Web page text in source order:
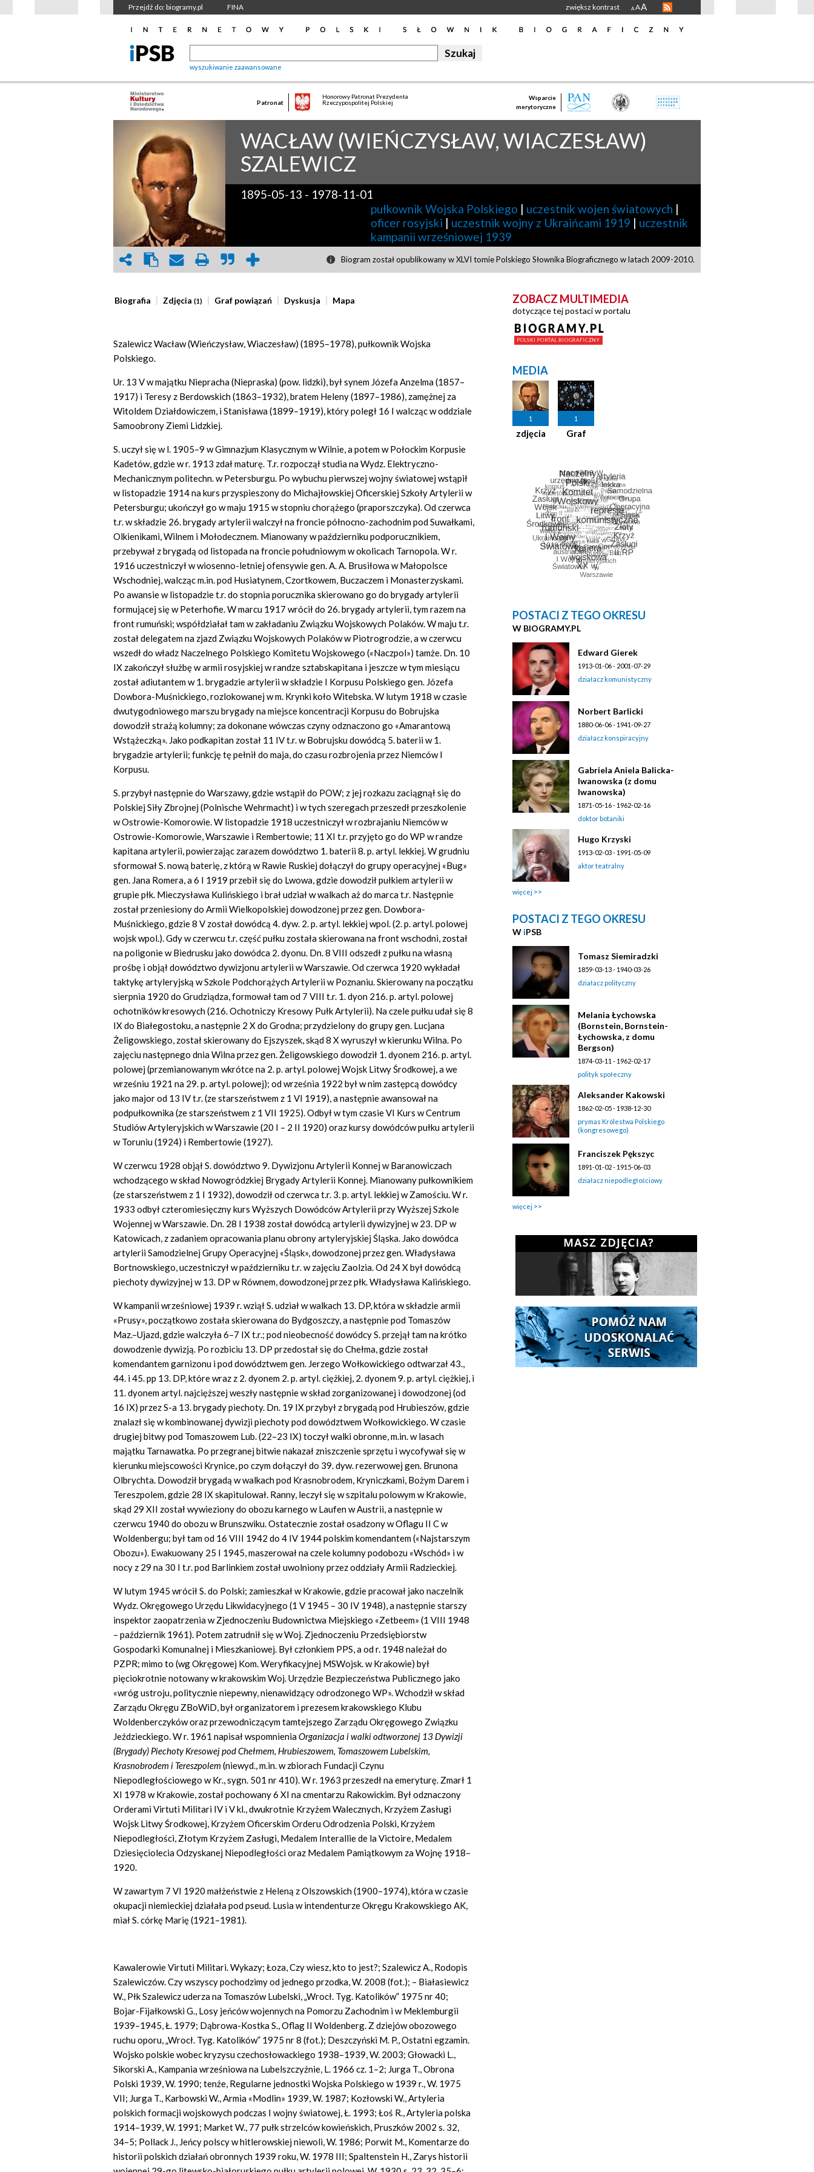
Przejdź do: biogramy.pl FINA zwiększ kontrast A AA
wyszukiwanie zaawansowane
Patronat
Honorowy Patronat Prezydenta
Rzeczypospolitej Polskiej
Wsparcie
merytoryczne
WACŁAW (WIEŃCZYSŁAW, WIACZESŁAW)
SZALEWICZ
1895-05-13 - 1978-11-01
pułkownik Wojska Polskiego | uczestnik wojen światowych |
oficer rosyjski | uczestnik wojny z Ukraińcami 1919 | uczestnik
kampanii wrześniowej 1939
Biogram został opublikowany w XLVI tomie Polskiego Słownika Biograficznego w latach 2009-2010.
Biografia Zdjęcia(1) Graf powiązań Dyskusja Mapa
Szalewicz Wacław (Wieńczysław, Wiaczesław) (1895–1978), pułkownik Wojska
Polskiego.
Ur. 13 V w majątku Niepracha (Niepraska) (pow. lidzki), był synem Józefa Anzelma (1857–
1917) i Teresy z Berdowskich (1863–1932), bratem Heleny (1897–1986), zamężnej za
Witoldem Działdowiczem, i Stanisława (1899–1919), który poległ 16 I walcząc w oddziale
Samoobrony Ziemi Lidzkiej.
S. uczył się w l. 1905–9 w Gimnazjum Klasycznym w Wilnie, a potem w Połockim Korpusie
Kadetów, gdzie w r. 1913 zdał maturę. T.r. rozpoczął studia na Wydz. Elektryczno-
Mechanicznym politechn. w Petersburgu. Po wybuchu pierwszej wojny światowej wstąpił
w listopadzie 1914 na kurs przyspieszony do Michajłowskiej Oficerskiej Szkoły Artylerii w
Petersburgu; ukończył go w maju 1915 w stopniu chorążego (praporszczyka). Od czerwca
t.r. w składzie 26. brygady artylerii walczył na froncie północno-zachodnim pod Suwałkami,
Olkienikami, Wilnem i Mołodecznem. Mianowany w październiku podporucznikiem,
przebywał z brygadą od listopada na froncie południowym w okolicach Tarnopola. W r.
1916 uczestniczył w wiosenno-letniej ofensywie gen. A. A. Brusiłowa w Małopolsce
Wschodniej, walcząc m.in. pod Husiatynem, Czortkowem, Buczaczem i Monasterzyskami.
Po awansie w listopadzie t.r. do stopnia porucznika skierowano go do brygady artylerii
formującej się w Peterhofie. W marcu 1917 wrócił do 26. brygady artylerii, tym razem na
front rumuński; współdziałał tam w zakładaniu Związku Wojskowych Polaków. W maju t.r.
został delegatem na zjazd Związku Wojskowych Polaków w Piotrogrodzie, a w czerwcu
wszedł do władz Naczelnego Polskiego Komitetu Wojskowego («Naczpol») tamże. Dn. 10
IX zakończył służbę w armii rosyjskiej w randze sztabskapitana i jeszcze w tym miesiącu
został adiutantem w 1. brygadzie artylerii w składzie I Korpusu Polskiego gen. Józefa
Dowbora-Muśnickiego, rozlokowanej w m. Krynki koło Witebska. W lutym 1918 w czasie
dwutygodniowego marszu brygady na miejsce koncentracji Korpusu do Bobrujska
dowodził strażą kolumny; za dokonane wówczas czyny odznaczono go «Amarantową
Wstążeczką». Jako podkapitan został 11 IV t.r. w Bobrujsku dowódcą 5. baterii w 1.
brygadzie artylerii; funkcję tę pełnił do maja, do czasu rozbrojenia przez Niemców I
Korpusu.
S. przybył następnie do Warszawy, gdzie wstąpił do POW; z jej rozkazu zaciągnął się do
Polskiej Siły Zbrojnej (Polnische Wehrmacht) i w tych szeregach przeszedł przeszkolenie
w Ostrowie-Komorowie. W listopadzie 1918 uczestniczył w rozbrajaniu Niemców w
Ostrowie-Komorowie, Warszawie i Rembertowie; 11 XI t.r. przyjęto go do WP w randze
kapitana artylerii, powierzając zarazem dowództwo 1. baterii 8. p. artyl. lekkiej. W grudniu
sformował S. nową baterię, z którą w Rawie Ruskiej dołączył do grupy operacyjnej «Bug»
gen. Jana Romera, a 6 I 1919 przebił się do Lwowa, gdzie dowodził pułkiem artylerii w
grupie płk. Mieczysława Kulińskiego i brał udział w walkach aż do marca t.r. Następnie
został przeniesiony do Armii Wielkopolskiej dowodzonej przez gen. Dowbora-
Muśnickiego, gdzie 8 V został dowódcą 4. dyw. 2. p. artyl. lekkiej wpol. (2. p. artyl. polowej
wojsk wpol.). Gdy w czerwcu t.r. część pułku została skierowana na front wschodni, został
na poligonie w Biedrusku jako dowódca 2. dyonu. Dn. 8 VIII odszedł z pułku na własną
prośbę i objął dowództwo dywizjonu artylerii w Warszawie. Od czerwca 1920 wykładał
taktykę artyleryjską w Szkole Podchorążych Artylerii w Poznaniu. Skierowany na początku
sierpnia 1920 do Grudziądza, formował tam od 7 VIII t.r. 1. dyon 216. p. artyl. polowej
ochotników kresowych (216. Ochotniczy Kresowy Pułk Artylerii). Na czele pułku udał się 8
IX do Białegostoku, a następnie 2 X do Grodna; przydzielony do grupy gen. Lucjana
Żeligowskiego, został skierowany do Ejszyszek, skąd 8 X wyruszył w kierunku Wilna. Po
zajęciu następnego dnia Wilna przez gen. Żeligowskiego dowodził 1. dyonem 216. p. artyl.
polowej (przemianowanym wkrótce na 2. p. artyl. polowej Wojsk Litwy Środkowej, a we
wrześniu 1921 na 29. p. artyl. polowej); od września 1922 był w nim zastępcą dowódcy
jako major od 13 IV t.r. (ze starszeństwem z 1 VI 1919), a następnie awansował na
podpułkownika (ze starszeństwem z 1 VII 1925). Odbył w tym czasie VI Kurs w Centrum
Studiów Artyleryjskich w Warszawie (20 I – 2 II 1920) oraz kursy dowódców pułku artylerii
w Toruniu (1924) i Rembertowie (1927).
W czerwcu 1928 objął S. dowództwo 9. Dywizjonu Artylerii Konnej w Baranowiczach
wchodzącego w skład Nowogródzkiej Brygady Artylerii Konnej. Mianowany pułkownikiem
(ze starszeństwem z 1 I 1932), dowodził od czerwca t.r. 3. p. artyl. lekkiej w Zamościu. W r.
1933 odbył czteromiesięczny kurs Wyższych Dowódców Artylerii przy Wyższej Szkole
Wojennej w Warszawie. Dn. 28 I 1938 został dowódcą artylerii dywizyjnej w 23. DP w
Katowicach, z zadaniem opracowania planu obrony artyleryjskiej Śląska. Jako dowódca
artylerii Samodzielnej Grupy Operacyjnej «Śląsk», dowodzonej przez gen. Władysława
Bortnowskiego, uczestniczył w październiku t.r. w zajęciu Zaolzia. Od 24 X był dowódcą
piechoty dywizyjnej w 13. DP w Równem, dowodzonej przez płk. Władysława Kalińskiego.
W kampanii wrześniowej 1939 r. wziął S. udział w walkach 13. DP, która w składzie armii
«Prusy», początkowo została skierowana do Bydgoszczy, a następnie pod Tomaszów
Maz.–Ujazd, gdzie walczyła 6–7 IX t.r.; pod nieobecność dowódcy S. przejął tam na krótko
dowodzenie dywizją. Po rozbiciu 13. DP przedostał się do Chełma, gdzie został
komendantem garnizonu i pod dowództwem gen. Jerzego Wołkowickiego odtwarzał 43.,
44. i 45. pp 13. DP, które wraz z 2. dyonem 2. p. artyl. ciężkiej, 2. dyonem 9. p. artyl. ciężkiej, i
11. dyonem artyl. najcięższej weszły następnie w skład zorganizowanej i dowodzonej (od
16 IX) przez S-a 13. brygady piechoty. Dn. 19 IX przybył z brygadą pod Hrubieszów, gdzie
znalazł się w kombinowanej dywizji piechoty pod dowództwem Wołkowickiego. W czasie
drugiej bitwy pod Tomaszowem Lub. (22–23 IX) toczył walki obronne, m.in. w lasach
majątku Tarnawatka. Po przegranej bitwie nakazał zniszczenie sprzętu i wycofywał się w
kierunku miejscowości Krynice, po czym dołączył do 39. dyw. rezerwowej gen. Brunona
Olbrychta. Dowodził brygadą w walkach pod Krasnobrodem, Kryniczkami, Bożym Darem i
Tereszpolem, gdzie 28 IX skapitulował. Ranny, leczył się w szpitalu polowym w Krakowie,
skąd 29 XII został wywieziony do obozu karnego w Laufen w Austrii, a następnie w
czerwcu 1940 do obozu w Brunszwiku. Ostatecznie został osadzony w Oflagu II C w
Woldenbergu; był tam od 16 VIII 1942 do 4 IV 1944 polskim komendantem («Najstarszym
Obozu»). Ewakuowany 25 I 1945, maszerował na czele kolumny podobozu «Wschód» i w
nocy z 29 na 30 I t.r. pod Barlinkiem został uwolniony przez oddziały Armii Radzieckiej.
W lutym 1945 wrócił S. do Polski; zamieszkał w Krakowie, gdzie pracował jako naczelnik
Wydz. Okręgowego Urzędu Likwidacyjnego (1 V 1945 – 30 IV 1948), a następnie starszy
inspektor zaopatrzenia w Zjednoczeniu Budownictwa Miejskiego «Zetbeem» (1 VIII 1948
– październik 1961). Potem zatrudnił się w Woj. Zjednoczeniu Przedsiębiorstw
Gospodarki Komunalnej i Mieszkaniowej. Był członkiem PPS, a od r. 1948 należał do
PZPR; mimo to (wg Okręgowej Kom. Weryfikacyjnej MSWojsk. w Krakowie) był
pięciokrotnie notowany w krakowskim Woj. Urzędzie Bezpieczeństwa Publicznego jako
«wróg ustroju, politycznie niepewny, nienawidzący odrodzonego WP». Wchodził w skład
Zarządu Okręgu ZBoWiD, był organizatorem i prezesem krakowskiego Klubu
Woldenberczyków oraz przewodniczącym tamtejszego Zarządu Okręgowego Związku
Jeździeckiego. W r. 1961 napisał wspomnieniaOrganizacja i walki odtworzonej 13 Dywizji
(Brygady) Piechoty Kresowej pod Chełmem, Hrubieszowem, Tomaszowem Lubelskim,
Krasnobrodem i Tereszpolem (niewyd., m.in. w zbiorach Fundacji Czynu
Niepodległościowego w Kr., sygn. 501 nr 410). W r. 1963 przeszedł na emeryturę. Zmarł 1
XI 1978 w Krakowie, został pochowany 6 XI na cmentarzu Rakowickim. Był odznaczony
Orderami Virtuti Militari IV i V kl., dwukrotnie Krzyżem Walecznych, Krzyżem Zasługi
Wojsk Litwy Środkowej, Krzyżem Oficerskim Orderu Odrodzenia Polski, Krzyżem
Niepodległości, Złotym Krzyżem Zasługi, Medalem Interallie de la Victoire, Medalem
Dziesięciolecia Odzyskanej Niepodległości oraz Medalem Pamiątkowym za Wojnę 1918–
1920.
W zawartym 7 VI 1920 małżeństwie z Heleną z Olszowskich (1900–1974), która w czasie
okupacji niemieckiej działała pod pseud. Lusia w intendenturze Okręgu Krakowskiego AK,
miał S. córkę Marię (1921–1981).
Kawalerowie Virtuti Militari. Wykazy; Łoza, Czy wiesz, kto to jest?; Szalewicz A., Rodopis
Szalewiczów. Czy wszyscy pochodzimy od jednego przodka, W. 2008 (fot.); – Białasiewicz
W., Płk Szalewicz uderza na Tomaszów Lubelski, „Wrocł. Tyg. Katolików” 1975 nr 40;
Bojar-Fijałkowski G., Losy jeńców wojennych na Pomorzu Zachodnim i w Meklemburgii
1939–1945, Ł. 1979; Dąbrowa-Kostka S., Oflag II Woldenberg. Z dziejów obozowego
ruchu oporu, „Wrocł. Tyg. Katolików” 1975 nr 8 (fot.); Deszczyński M. P., Ostatni egzamin.
Wojsko polskie wobec kryzysu czechosłowackiego 1938–1939, W. 2003; Głowacki L.,
Sikorski A., Kampania wrześniowa na Lubelszczyźnie, L. 1966 cz. 1–2; Jurga T., Obrona
Polski 1939, W. 1990; tenże, Regularne jednostki Wojska Polskiego w 1939 r., W. 1975
VII; Jurga T., Karbowski W., Armia «Modlin» 1939, W. 1987; Kozłowski W., Artyleria
polskich formacji wojskowych podczas I wojny światowej, Ł. 1993; Łoś R., Artyleria polska
1914–1939, W. 1991; Market W., 77 pułk strzelców kowieńskich, Pruszków 2002 s. 32,
34–5; Pollack J., Jeńcy polscy w hitlerowskiej niewoli, W. 1986; Porwit M., Komentarze do
historii polskich działań obronnych 1939 roku, W. 1978 III; Spaltenstein H., Zarys historii
ZOBACZ MULTIMEDIA
dotyczące tej postaci w portalu
MEDIA
1
zdjęcia
1
Graf
POSTACI Z TEGO OKRESU
W BIOGRAMY.PL
Edward Gierek
1913-01-06 - 2001-07-29
działacz komunistyczny
Norbert Barlicki
1880-06-06 - 1941-09-27
działacz konspiracyjny
Gabriela Aniela Balicka-
Iwanowska (z domu
Iwanowska)
1871-05-16 - 1962-02-16
doktor botaniki
Hugo Krzyski
1913-02-03 - 1991-05-09
aktor teatralny
więcej
POSTACI Z TEGO OKRESU
W iPSB
Tomasz Siemiradzki
1859-03-13 - 1940-03-26
działacz polityczny
Melania Łychowska
(Bornstein, Bornstein-
Łychowska, z domu
Bergson)
1874-03-11 - 1962-02-17
polityk społeczny
Aleksander Kakowski
1862-02-05 - 1938-12-30
prymas Królestwa Polskiego
(kongresowego)
Franciszek Pększyc
1891-01-02 - 1915-06-03
działacz niepodległościowy
więcej